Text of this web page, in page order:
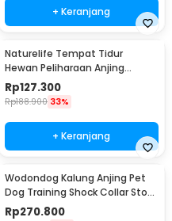
+ Keranjang
Naturelife Tempat Tidur
Hewan Peliharaan Anjing
Kucing Pet Dog Bed Size XXL -
NR884
Rp127.300
Rp188.900 33%
+ Keranjang
Wodondog Kalung Anjing Pet
Dog Training Shock Collar Stop
Barking 800M - JXG0031
Rp270.800